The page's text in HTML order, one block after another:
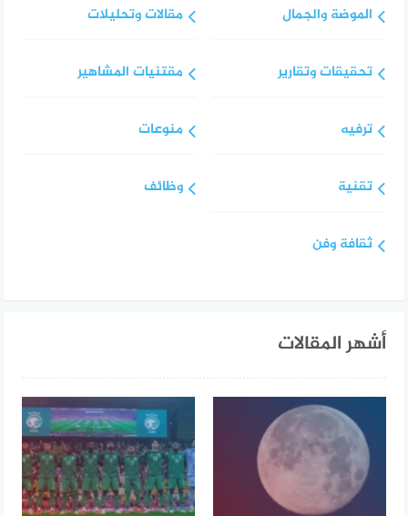
الموضة والجمال
تحقيقات وتقارير
ترفيه
تقنية
ثقافة وفن
مقالات وتحليلات
مقتنيات المشاهير
منوعات
وظائف
أشهر المقالات